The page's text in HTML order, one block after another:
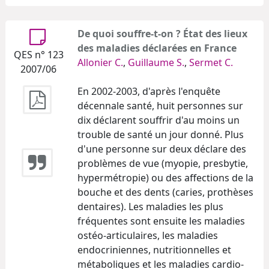
QES n° 123
2007/06
De quoi souffre-t-on ? État des lieux
des maladies déclarées en France
Allonier C., Guillaume S., Sermet C.
En 2002-2003, d'après l'enquête
décennale santé, huit personnes sur
dix déclarent souffrir d'au moins un
trouble de santé un jour donné. Plus
d'une personne sur deux déclare des
problèmes de vue (myopie, presbytie,
hypermétropie) ou des affections de la
bouche et des dents (caries, prothèses
dentaires). Les maladies les plus
fréquentes sont ensuite les maladies
ostéo-articulaires, les maladies
endocriniennes, nutritionnelles et
métaboliques et les maladies cardio-